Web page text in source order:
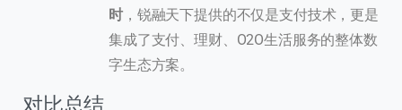
时，锐融天下提供的不仅是支付技术，更是
集成了支付、理财、O2O生活服务的整体数
字生态方案。
对比总结